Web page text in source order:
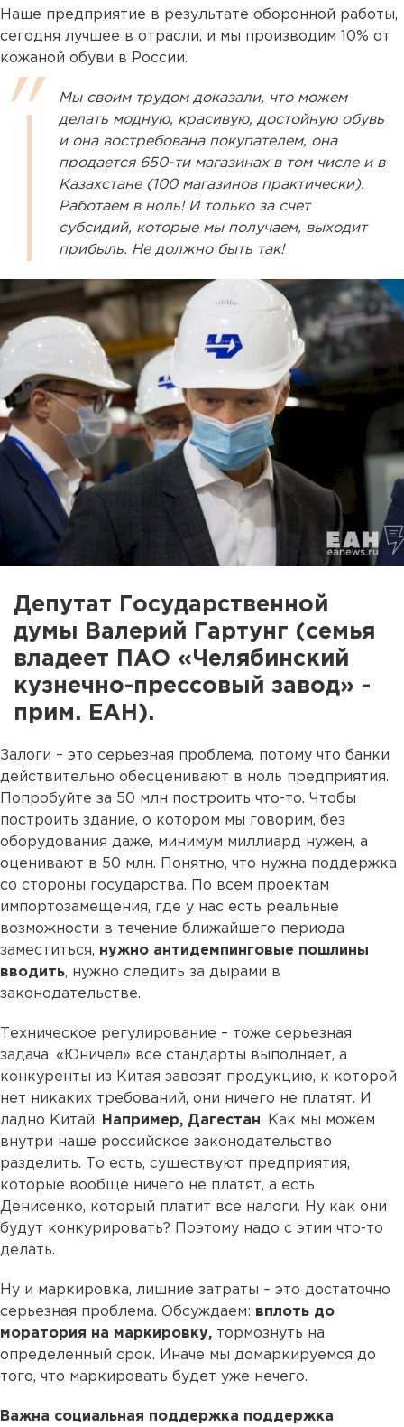
Наше предприятие в результате оборонной работы,
сегодня лучшее в отрасли, и мы производим 10% от
кожаной обуви в России.
Мы своим трудом доказали, что можем
делать модную, красивую, достойную обувь
и она востребована покупателем, она
продается 650-ти магазинах в том числе и в
Казахстане (100 магазинов практически).
Работаем в ноль! И только за счет
субсидий, которые мы получаем, выходит
прибыль. Не должно быть так!
Депутат Государственной
думы Валерий Гартунг (семья
владеет ПАО «Челябинский
кузнечно-прессовый завод» -
прим. ЕАН).
Залоги – это серьезная проблема, потому что банки
действительно обесценивают в ноль предприятия.
Попробуйте за 50 млн построить что-то. Чтобы
построить здание, о котором мы говорим, без
оборудования даже, минимум миллиард нужен, а
оценивают в 50 млн. Понятно, что нужна поддержка
со стороны государства. По всем проектам
импортозамещения, где у нас есть реальные
возможности в течение ближайшего периода
заместиться, нужно антидемпинговые пошлины
вводить, нужно следить за дырами в
законодательстве.
Техническое регулирование – тоже серьезная
задача. «Юничел» все стандарты выполняет, а
конкуренты из Китая завозят продукцию, к которой
нет никаких требований, они ничего не платят. И
ладно Китай. Например, Дагестан. Как мы можем
внутри наше российское законодательство
разделить. То есть, существуют предприятия,
которые вообще ничего не платят, а есть
Денисенко, который платит все налоги. Ну как они
будут конкурировать? Поэтому надо с этим что-то
делать.
Ну и маркировка, лишние затраты – это достаточно
серьезная проблема. Обсуждаем: вплоть до
моратория на маркировку, тормознуть на
определенный срок. Иначе мы домаркируемся до
того, что маркировать будет уже нечего.
Важна социальная поддержка поддержка